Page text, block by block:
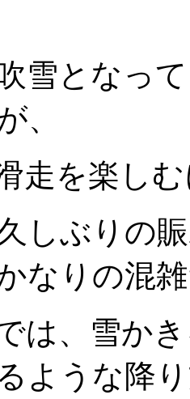
雪となっ
、
走を楽し
しぶりの
なりの混
は、雪か
ような降